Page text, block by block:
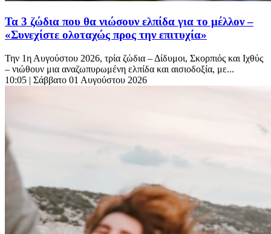
Τα 3 ζώδια που θα νιώσουν ελπίδα για το μέλλον –
«Συνεχίστε ολοταχώς προς την επιτυχία»
Την 1η Αυγούστου 2026, τρία ζώδια – Δίδυμοι, Σκορπιός και Ιχθύς
– νιώθουν μια αναζωπυρωμένη ελπίδα και αισιοδοξία, με...
10:05 | Σάββατο 01 Αυγούστου 2026